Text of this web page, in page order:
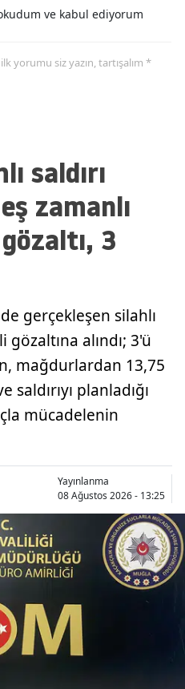
ve kabul ediyorum
yorumu siz yazın, tartışalım *
saldırı
zamanlı
3
gerçekleşen silahlı
gözaltına alındı; 3'ü
mağdurlardan 13,75
planladığı
mücadelenin
Yayınlanma
08 Ağustos 2026 - 13:25